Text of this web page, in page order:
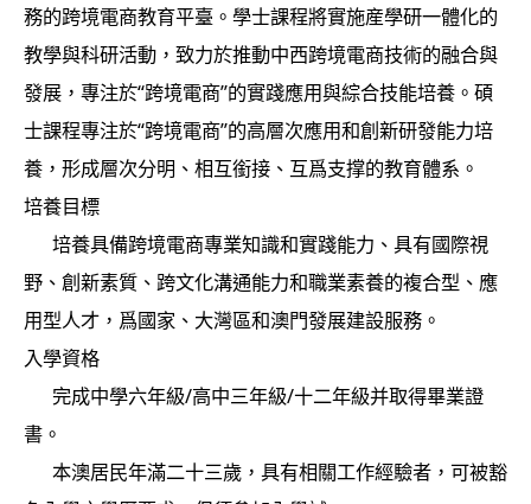
務的跨境電商教育平臺。學士課程將實施産學研一體化的
教學與科研活動，致力於推動中西跨境電商技術的融合與
發展，專注於“跨境電商”的實踐應用與綜合技能培養。碩
士課程專注於“跨境電商”的高層次應用和創新研發能力培
養，形成層次分明、相互銜接、互爲支撑的教育體系。
培養目標
培養具備跨境電商專業知識和實踐能力、具有國際視
野、創新素質、跨文化溝通能力和職業素養的複合型、應
用型人才，爲國家、大灣區和澳門發展建設服務。
入學資格
完成中學六年級/高中三年級/十二年級并取得畢業證
書。
本澳居民年滿二十三歲，具有相關工作經驗者，可被豁